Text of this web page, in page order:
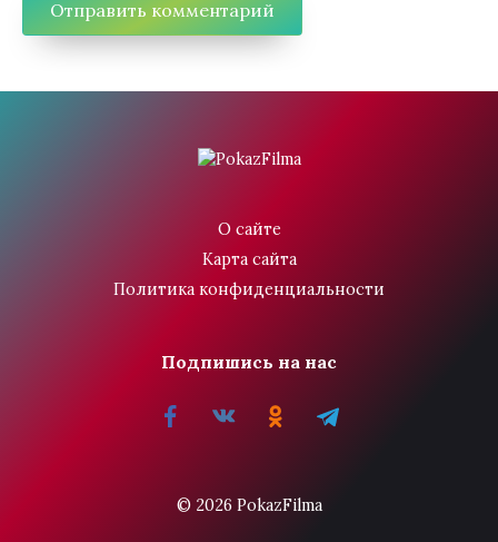
О сайте
Карта сайта
Политика конфиденциальности
Подпишись на нас
© 2026 PokazFilma